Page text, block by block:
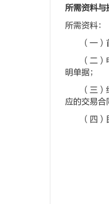
所需资料与
所需资料：
（一）首
（二）电
明单据；
（三）纸
应的交易合
（四）民